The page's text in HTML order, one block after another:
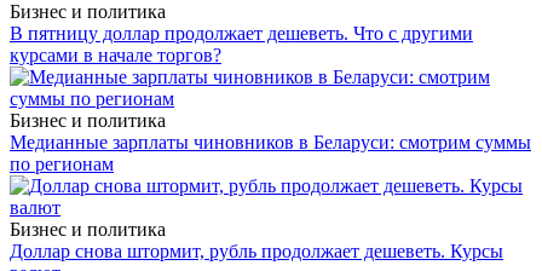
Бизнес и политика
В пятницу доллар продолжает дешеветь. Что с другими
курсами в начале торгов?
Бизнес и политика
Медианные зарплаты чиновников в Беларуси: смотрим суммы
по регионам
Бизнес и политика
Доллар снова штормит, рубль продолжает дешеветь. Курсы